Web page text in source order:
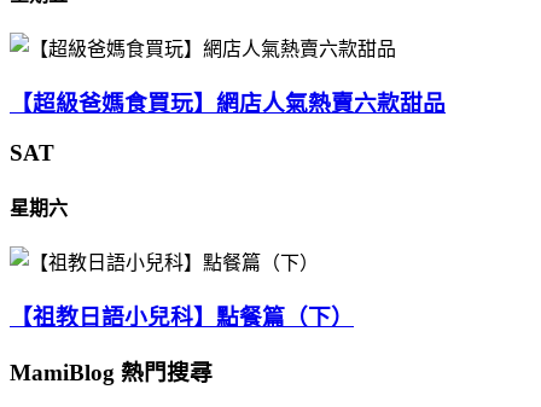
【超級爸媽食買玩】網店人氣熱賣六款甜品
SAT
星期六
【祖教日語小兒科】點餐篇（下）
MamiBlog 熱門搜尋